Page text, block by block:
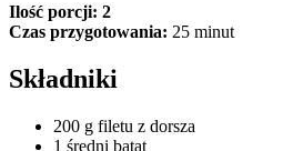
Ilość porcji: 2
Czas przygotowania: 25 minut
Składniki
200 g filetu z dorsza
1 średni batat